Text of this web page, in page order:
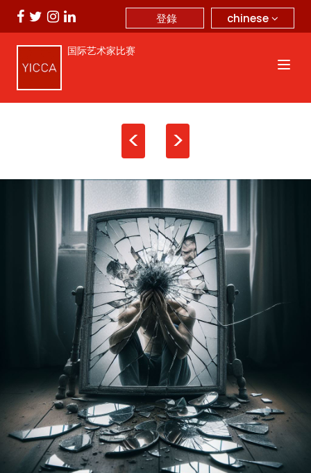
chinese
登錄
国际艺术家比赛
< >